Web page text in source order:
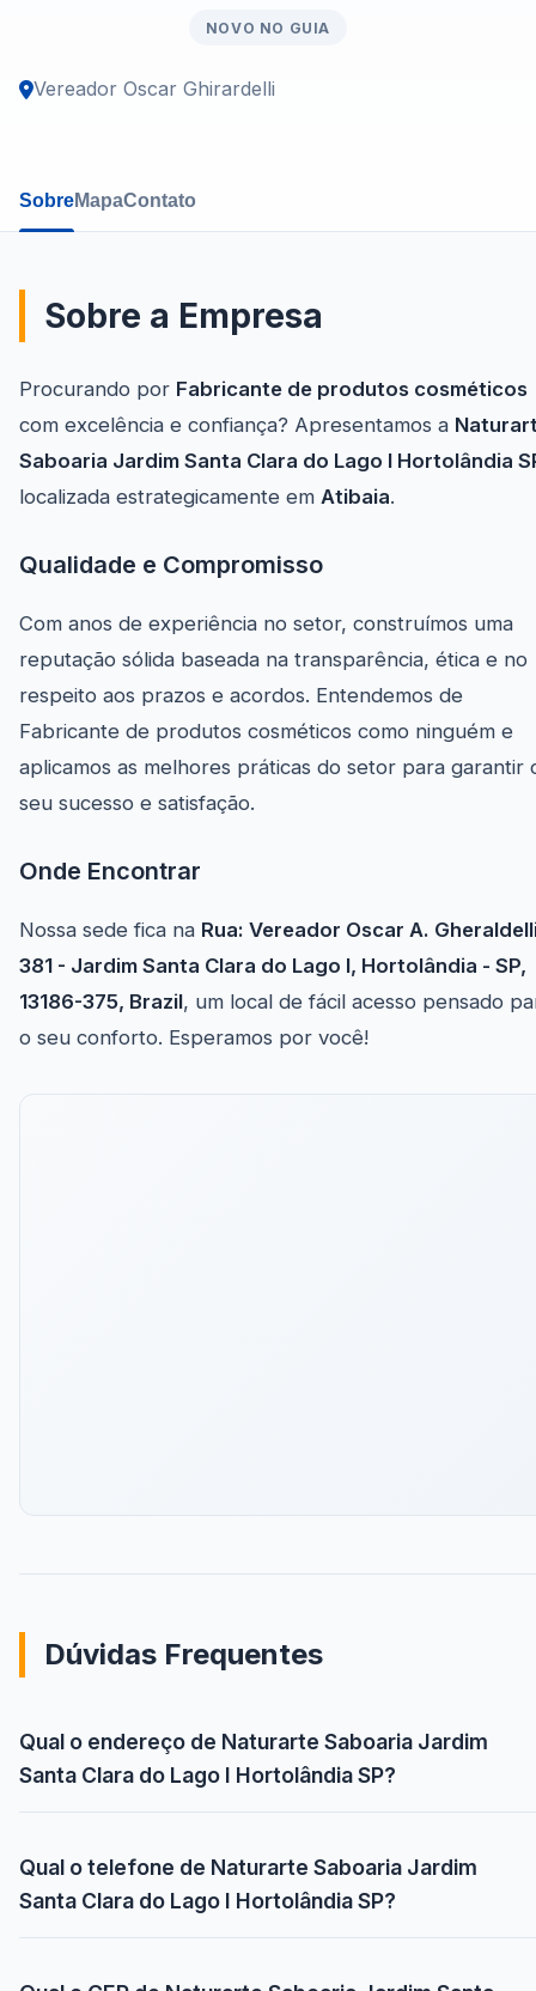
NOVO NO GUIA
Vereador Oscar Ghirardelli
SobreMapaContato
Sobre a Empresa
Procurando por Fabricante de produtos cosméticos
com excelência e confiança? Apresentamos a
Saboaria Jardim Santa Clara do Lago I Hortolândia
localizada estrategicamente em Atibaia.
Qualidade e Compromisso
Com anos de experiência no setor, construímos uma
reputação sólida baseada na transparência, ética e no
respeito aos prazos e acordos. Entendemos de
Fabricante de produtos cosméticos como ninguém e
aplicamos as melhores práticas do setor para garantir
seu sucesso e satisfação.
Onde Encontrar
Nossa sede fica na Rua: Vereador Oscar A.
381 - Jardim Santa Clara do Lago I, Hortolândia - SP,
13186-375, Brazil, um local de fácil acesso pensado
o seu conforto. Esperamos por você!
Dúvidas Frequentes
Qual o endereço de Naturarte Saboaria Jardim
Santa Clara do Lago I Hortolândia SP?
Qual o telefone de Naturarte Saboaria Jardim
Santa Clara do Lago I Hortolândia SP?